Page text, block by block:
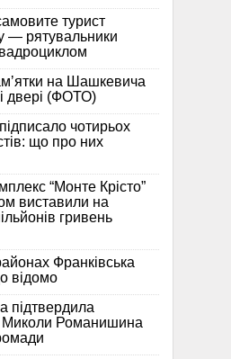
турист
— рятувальники
на Шашкевича
двері (ФОТО)
чотирьох
що про них
“Монте Крісто”
виставили на
гривень
Франківська
відомо
підтвердила
Миколи Романишина